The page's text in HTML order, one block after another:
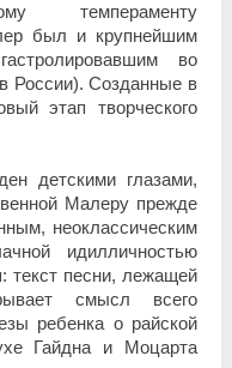
темпераменту
был и крупнейшим
во
России). Созданные в
этап творческого
детскими глазами,
Малеру прежде
неоклассическим
идилличностью
текст песни, лежащей
смысл всего
ребенка о райской
Гайдна и Моцарта